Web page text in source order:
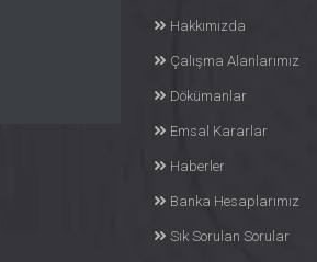
Hakkımızda
Çalışma Alanlarımız
Dökümanlar
Emsal Kararlar
Haberler
Banka Hesaplarımız
Sık Sorulan Sorular